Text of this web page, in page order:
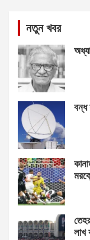
নতুন খবর
বন্ধ
লাখ